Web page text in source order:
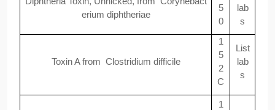
erium diphtheriae
5
0
lab
s
Toxin A from Clostridium difficile
1
5
2
C
List
lab
s
1